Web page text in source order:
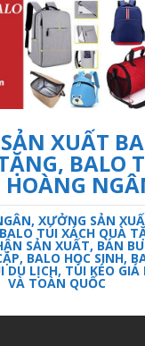
XUẤT
BALO
HOÀNG
XƯỞNG SẢN
TÚI XÁCH QUÀ
SẢN XUẤT, BÁN
BALO HỌC SINH,
LỊCH, TÚI KÉO GIÁ
VÀ TOÀN QUỐC